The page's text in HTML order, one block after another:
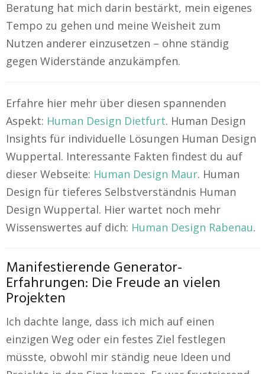
Beratung hat mich darin bestärkt, mein eigenes
Tempo zu gehen und meine Weisheit zum
Nutzen anderer einzusetzen – ohne ständig
gegen Widerstände anzukämpfen.
Erfahre hier mehr über diesen spannenden
Aspekt: Human Design Dietfurt. Human Design
Insights für individuelle Lösungen Human Design
Wuppertal. Interessante Fakten findest du auf
dieser Webseite: Human Design Maur. Human
Design für tieferes Selbstverständnis Human
Design Wuppertal. Hier wartet noch mehr
Wissenswertes auf dich: Human Design Rabenau.
Manifestierende Generator-
Erfahrungen: Die Freude an vielen
Projekten
Ich dachte lange, dass ich mich auf einen
einzigen Weg oder ein festes Ziel festlegen
müsste, obwohl mir ständig neue Ideen und